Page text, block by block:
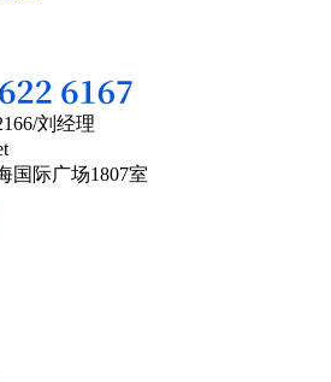
刘经理
国际广场1807室